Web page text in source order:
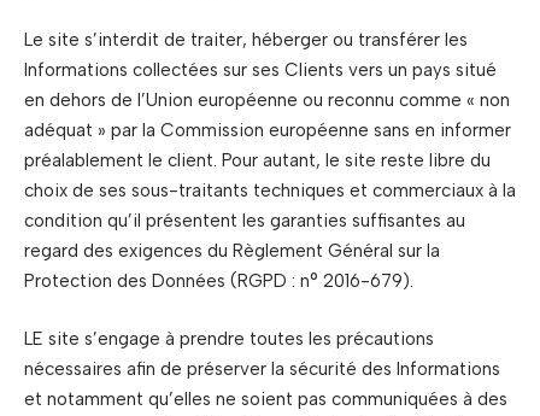
Le site s’interdit de traiter, héberger ou transférer les
Informations collectées sur ses Clients vers un pays situé
en dehors de l’Union européenne ou reconnu comme « non
adéquat » par la Commission européenne sans en informer
préalablement le client. Pour autant, le site reste libre du
choix de ses sous-traitants techniques et commerciaux à la
condition qu’il présentent les garanties suffisantes au
regard des exigences du Règlement Général sur la
Protection des Données (RGPD : n° 2016-679).
LE site s’engage à prendre toutes les précautions
nécessaires afin de préserver la sécurité des Informations
et notamment qu’elles ne soient pas communiquées à des